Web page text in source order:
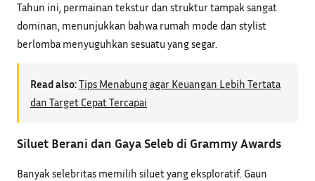
Tahun ini, permainan tekstur dan struktur tampak sangat
dominan, menunjukkan bahwa rumah mode dan stylist
berlomba menyuguhkan sesuatu yang segar.
Read also:Tips Menabung agar Keuangan Lebih Tertata
dan Target Cepat Tercapai
Siluet Berani dan Gaya Seleb di Grammy Awards
Banyak selebritas memilih siluet yang eksploratif. Gaun